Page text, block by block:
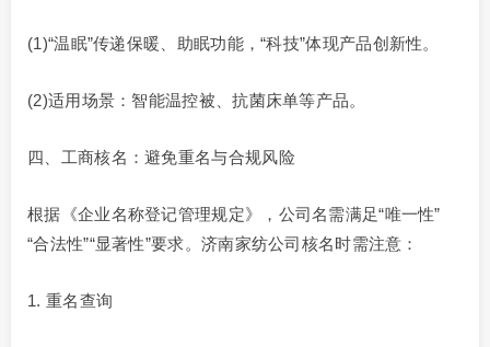
(1)“温眠”传递保暖、助眠功能，“科技”体现产品创新性。
(2)适用场景：智能温控被、抗菌床单等产品。
四、工商核名：避免重名与合规风险
根据《企业名称登记管理规定》，公司名需满足“唯一性”
“合法性”“显著性”要求。济南家纺公司核名时需注意：
1. 重名查询